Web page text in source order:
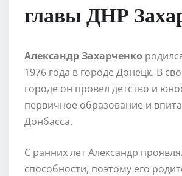
главы ДНР
Александр Захарченко
1976 года в городе Донецк. В
городе он провел детство и
первичное образование и
Донбасса.
С ранних лет Александр
способности, поэтому его